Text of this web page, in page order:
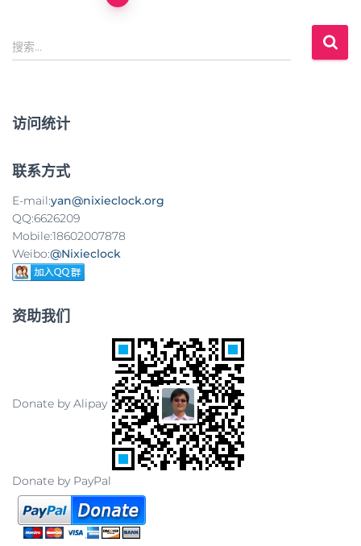
章
航
搜
索
搜索…
访问统计
联系方式
E-mail:yan@nixieclock.org
QQ:6626209
Mobile:18602007878
Weibo:@Nixieclock
资助我们
Donate by Alipay
Donate by PayPal